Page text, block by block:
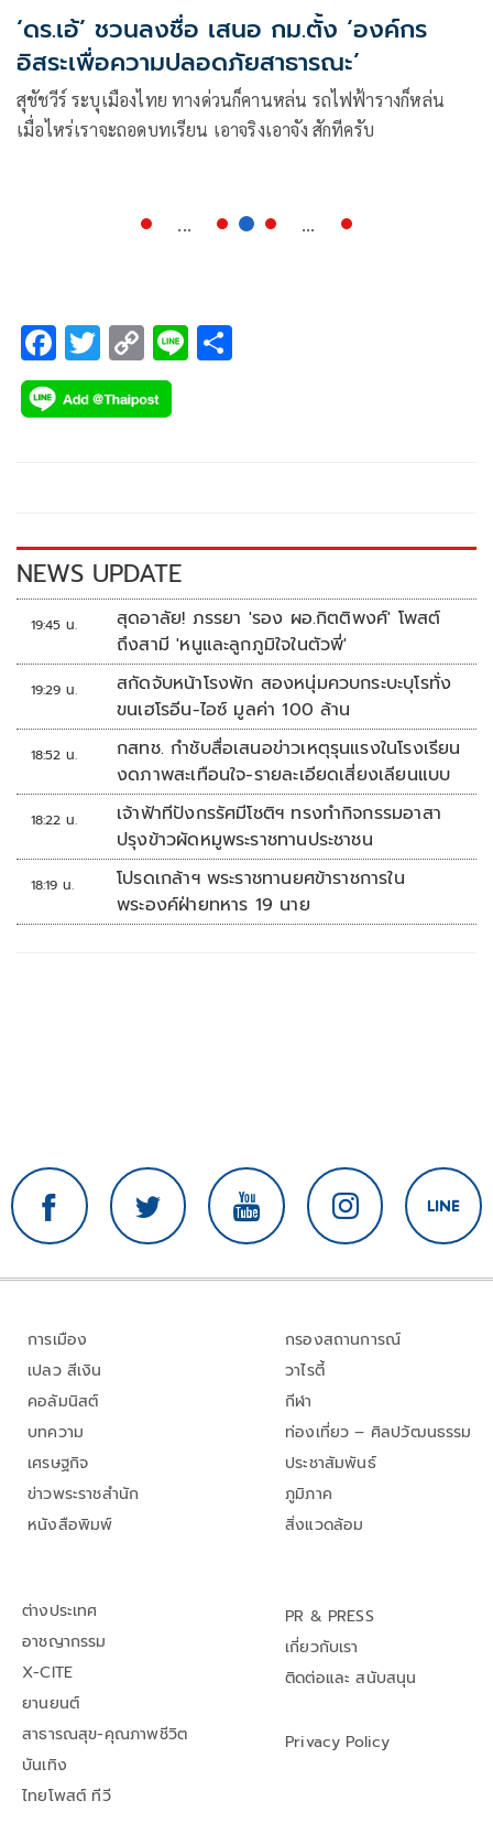
‘ดร.เอ้’ ชวนลงชื่อ เสนอ กม.ตั้ง ‘องค์กร
อิสระเพื่อความปลอดภัยสาธารณะ’
สุชัชวีร์ ระบุเมืองไทย ทางด่วนก็คานหล่น รถไฟฟ้ารางก็หล่น
เมื่อไหร่เราจะถอดบทเรียน เอาจริงเอาจัง สักทีครับ
... ...
F
ac
e
k
T
wi
tt
C
o
p
k
Li
NEWS UPDATE
19:45 น.
สุดอาลัย! ภรรยา 'รอง ผอ.กิตติพงศ์' โพสต์
ถึงสามี 'หนูและลูกภูมิใจในตัวพี่'
19:29 น.
สกัดจับหน้าโรงพัก สองหนุ่มควบกระบะบุโรทั่ง
ขนเฮโรอีน-ไอซ์ มูลค่า 100 ล้าน
18:52 น.
กสทช. กำชับสื่อเสนอข่าวเหตุรุนแรงในโรงเรียน
งดภาพสะเทือนใจ-รายละเอียดเสี่ยงเลียนแบบ
18:22 น.
เจ้าฟ้าทีปังกรรัศมีโชติฯ ทรงทำกิจกรรมอาสา
ปรุงข้าวผัดหมูพระราชทานประชาชน
18:19 น.
โปรดเกล้าฯ พระราชทานยศข้าราชการใน
พระองค์ฝ่ายทหาร 19 นาย
การเมือง
เปลว สีเงิน
คอลัมนิสต์
บทความ
เศรษฐกิจ
ข่าวพระราชสำนัก
หนังสือพิมพ์
กรองสถานการณ์
วาไรตี้
กีฬา
ท่องเที่ยว – ศิลปวัฒนธรรม
ประชาสัมพันธ์
ภูมิภาค
สิ่งแวดล้อม
ต่างประเทศ
อาชญากรรม
X-CITE
ยานยนต์
สาธารณสุข-คุณภาพชีวิต
บันเทิง
ไทยโพสต์ ทีวี
PR & PRESS
เกี่ยวกับเรา
ติดต่อและ สนับสนุน
Privacy Policy